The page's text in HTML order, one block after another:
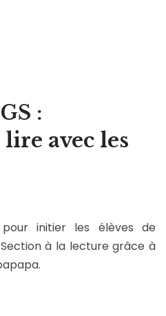
:
lire avec les
initier les élèves de
à la lecture grâce à